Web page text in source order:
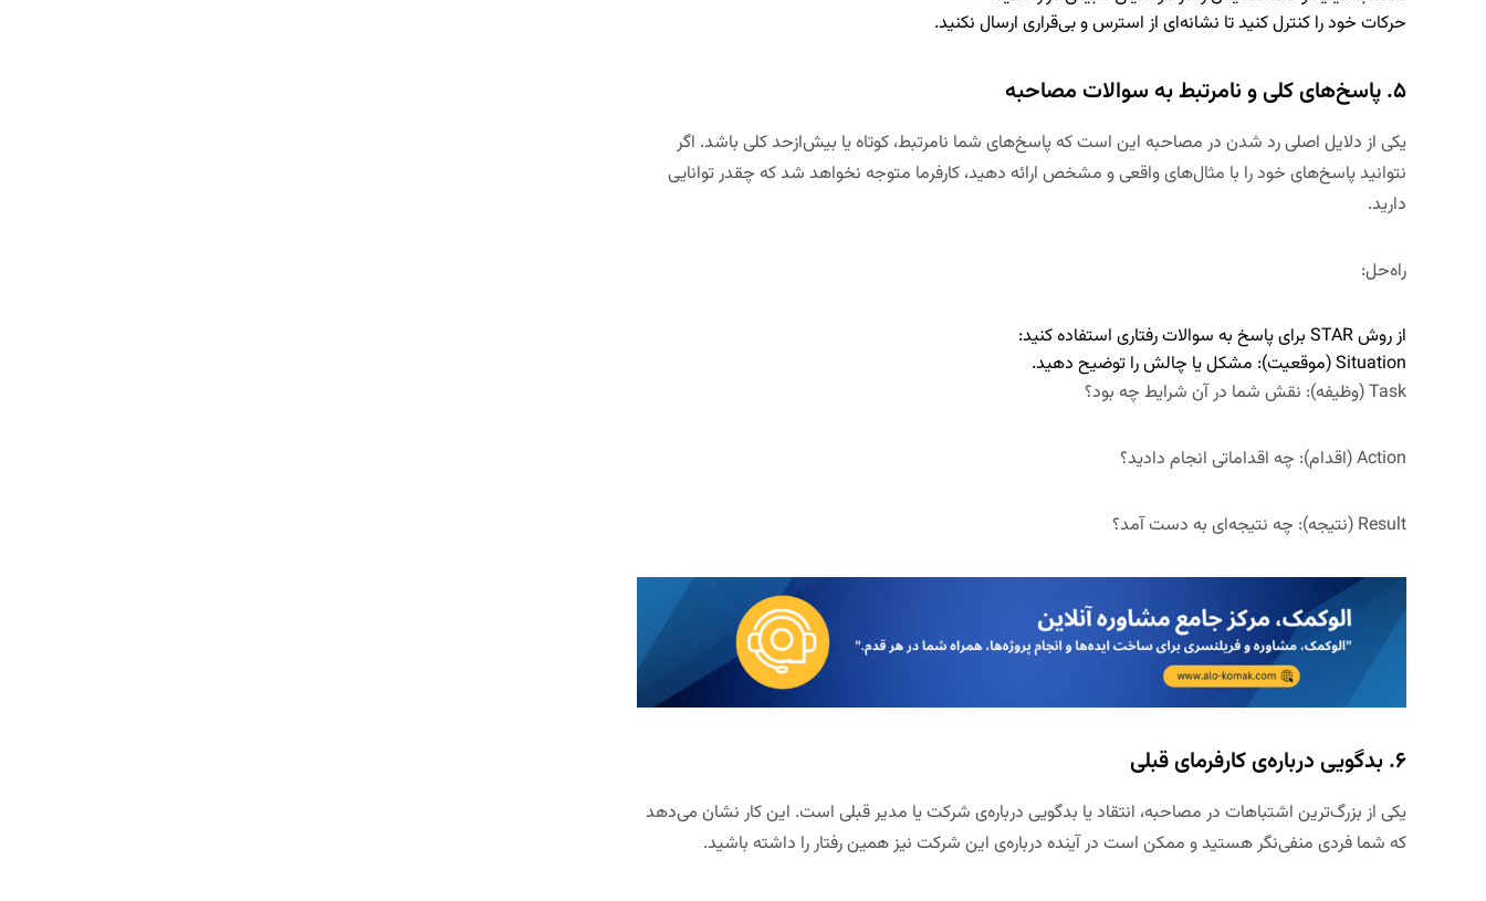
حرکات خود را کنترل کنید تا نشانه‌ای از استرس و بی‌قراری ارسال نکنید.
۵. پاسخ‌های کلی و نامرتبط به سوالات مصاحبه
یکی از دلایل اصلی رد شدن در مصاحبه این است کهپاسخ‌های شما نامرتبط، کوتاه یا بیش‌ازحد کلی باشد. اگر
نتوانید پاسخ‌های خود را با مثال‌های واقعی و مشخص ارائه دهید، کارفرما متوجه نخواهد شد که چقدر توانایی
دارید.
راه‌حل:
ازروش
برای پاسخ به سوالات رفتاری استفاده کنید:
Situation ( موقعیت): مشکل یا چالش را توضیح دهید.
Task ( وظیفه): نقش شما در آن شرایط چه بود؟
Action ( اقدام): چه اقداماتی انجام دادید؟
Result ( نتیجه): چه نتیجه‌ای به دست آمد؟
۶. بدگویی درباره‌ی کارفرمای قبلی
یکی از بزرگ‌ترین اشتباهات در مصاحبه، انتقاد یا بدگویی درباره‌ی شرکت یا مدیر قبلی است. این کار نشان می‌دهد
که شما فردی منفی‌نگر هستید و ممکن است در آینده درباره‌ی این شرکت نیز همین رفتار را داشته باشید.